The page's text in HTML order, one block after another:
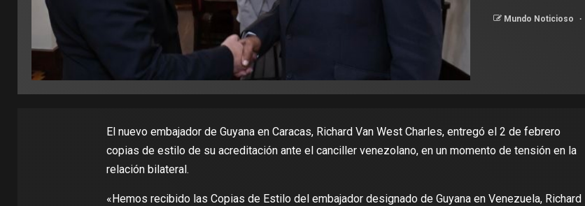
Mundo Noticioso
El nuevo embajador de Guyana en Caracas, Richard Van West Charles, entregó el 2 de febrero
copias de estilo de su acreditación ante el canciller venezolano, en un momento de tensión en la
relación bilateral.
«Hemos recibido las Copias de Estilo del embajador designado de Guyana en Venezuela, Richard